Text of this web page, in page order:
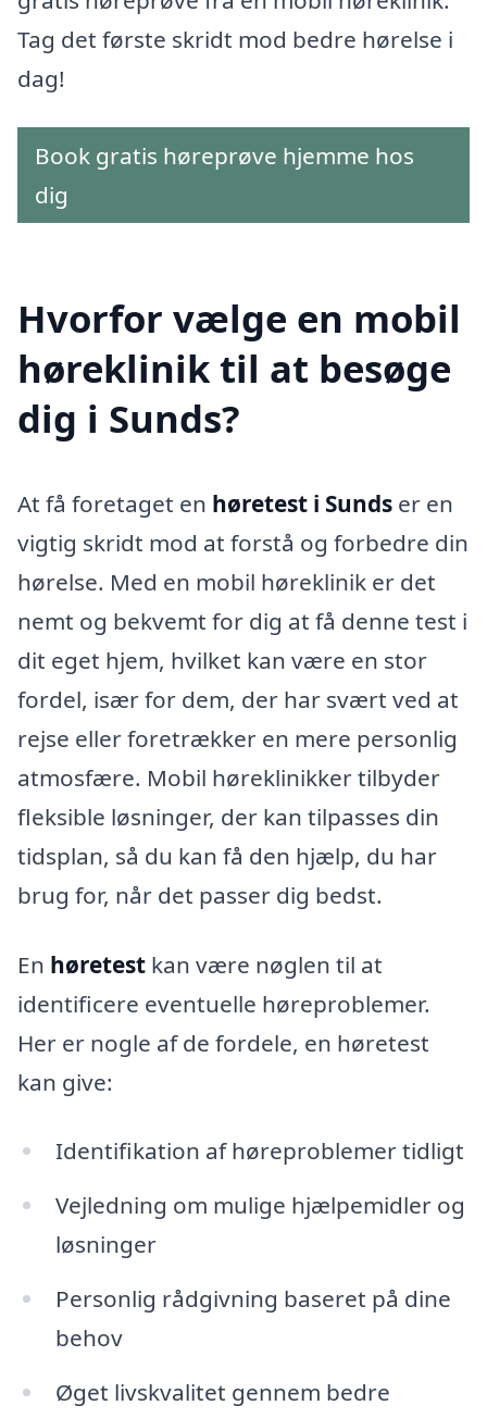
Tag det første skridt mod bedre hørelse i
dag!
Book gratis høreprøve hjemme hos
dig
Hvorfor vælge en mobil
høreklinik til at besøge
dig i Sunds?
At få foretaget en høretest i Sunds er en
vigtig skridt mod at forstå og forbedre din
hørelse. Med en mobil høreklinik er det
nemt og bekvemt for dig at få denne test i
dit eget hjem, hvilket kan være en stor
fordel, især for dem, der har svært ved at
rejse eller foretrækker en mere personlig
atmosfære. Mobil høreklinikker tilbyder
fleksible løsninger, der kan tilpasses din
tidsplan, så du kan få den hjælp, du har
brug for, når det passer dig bedst.
En høretest kan være nøglen til at
identificere eventuelle høreproblemer.
Her er nogle af de fordele, en høretest
kan give:
Identifikation af høreproblemer tidligt
Vejledning om mulige hjælpemidler og
løsninger
Personlig rådgivning baseret på dine
behov
Øget livskvalitet gennem bedre